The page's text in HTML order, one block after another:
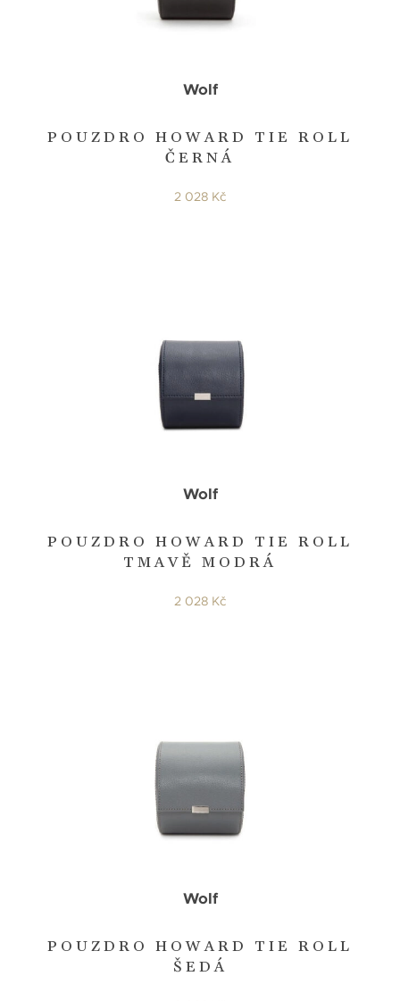
POUZDRO HOWARD TIE ROLL
ČERNÁ
Wolf
2 028 Kč
POUZDRO HOWARD TIE ROLL
TMAVĚ MODRÁ
Wolf
2 028 Kč
POUZDRO HOWARD TIE ROLL
ŠEDÁ
Wolf